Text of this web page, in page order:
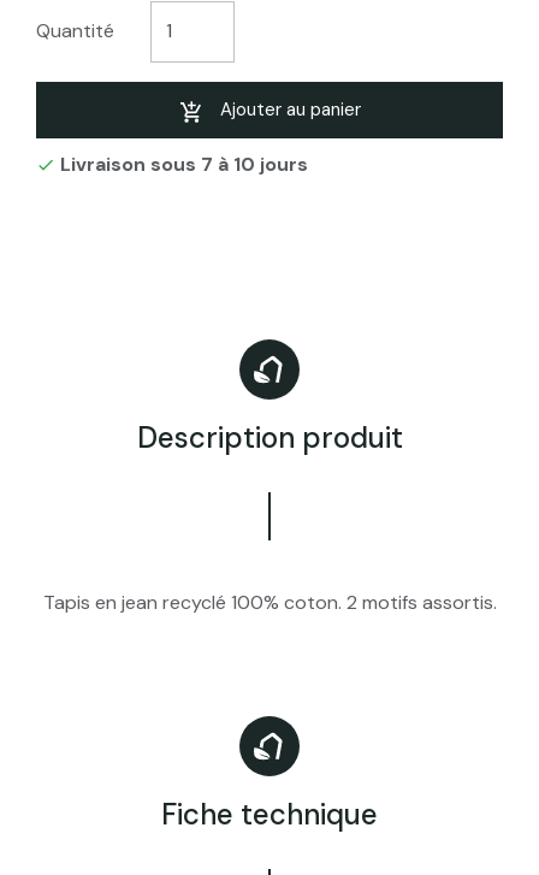
Quantité
Ajouter au panier
 Livraison sous 7 à 10 jours
Description produit
Tapis en jean recyclé 100% coton. 2 motifs assortis.
Fiche technique